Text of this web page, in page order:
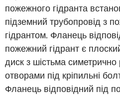
пожежного гідранта
підземний трубопровід з
гідрантом. Фланець
пожежний гідрант є
диск з шістьма
отворами під кріпильні
Фланець відповідний під